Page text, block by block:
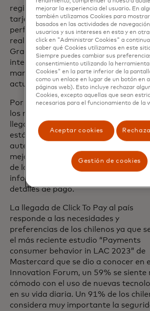
registrar sus datos personales y los
tarjeta (crédito, débito y prepago)
perfil de pagos y posteriormente
realizar compras online con un solo
Gracias a la plataforma de pago
integrada, todas las tarjetas se
manejar desde un solo perfil que se
actualizará de manera automática.
Por otra parte, esta herramienta
los más altos niveles de seguridad
llegando a utilizar las tecnologías
estándares de la industria de
autenticación y tokenización, la cual
mejora significativamente la
de las transacciones al proteger la
información personal confidencial y
detalles de pago.
La llegada de Click To Pay al país
responde a las necesidades y
preferencias de los chilenos ya que
el más reciente estudio “Payments
consumer behavior in LAC 2023” de
Mastercard que se dio a conocer en el
Innovation Forum, un 59% se siente
cómodo con el uso de nuevas
en su vida diaria. Un 91% de los
considera muy importante la
mejorar la experiencia del usuario. En
también utilizamos Cookies para
basados ​​en las actividades de
usuarios y sus intereses en esta y en
click en "Administrar Cookies" a
saber qué Cookies utilizamos en este
Siempre puedes cambiar sus
consentimiento utilizando la
Cookies" en la parte inferior de la
como un enlace en lugar de un botón en
páginas web). Esto incluye rechazar
Cookies, excepto aquellas que sean
necesarias para el funcionamiento de la
Aceptar cookies
Gestión de cookies